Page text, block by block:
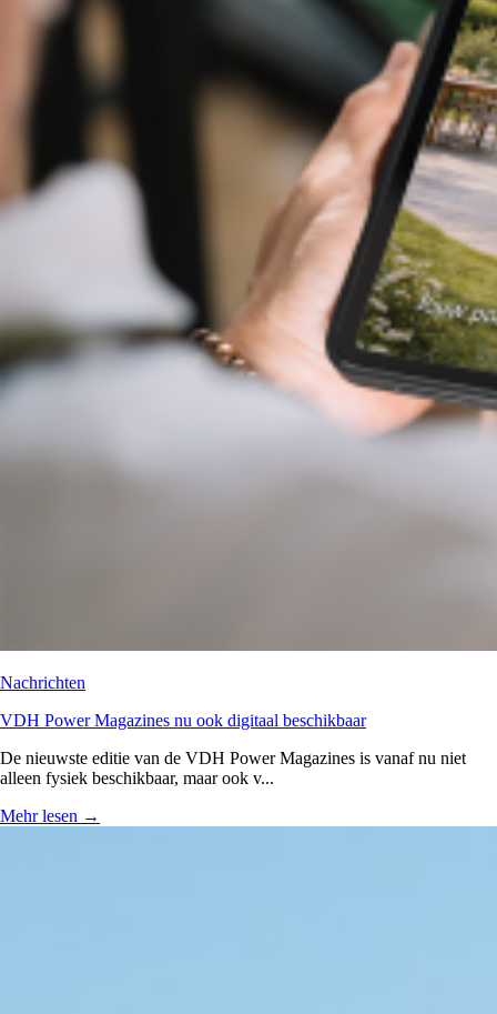
Nachrichten
VDH Power Magazines nu ook digitaal beschikbaar
De nieuwste editie van de VDH Power Magazines is vanaf nu niet
alleen fysiek beschikbaar, maar ook v...
Mehr lesen →